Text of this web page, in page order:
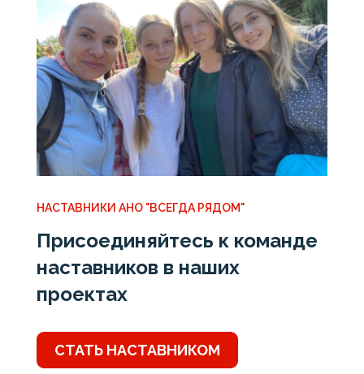
НАСТАВНИКИ АНО "ВСЕГДА РЯДОМ"
Присоединяйтесь к команде
наставников в наших
проектах
СТАТЬ НАСТАВНИКОМ